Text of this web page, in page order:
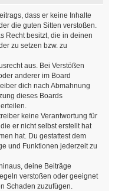
dass er keine Inhalte
die guten Sitten verstoßen.
Recht besitzt, die in deinen
zu setzen bzw. zu
aus. Bei Verstößen
anderer im Board
dich nach Abmahnung
dieses Boards
keine Verantwortung für
er nicht selbst erstellt hat
hat. Du gestattest dem
und Funktionen jederzeit zu
deine Beiträge
verstoßen oder geeignet
Schaden zuzufügen.